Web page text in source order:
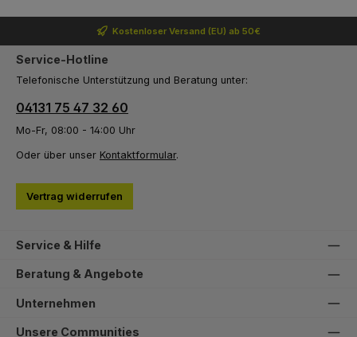
Kostenloser Versand (EU) ab 50€
Service-Hotline
Telefonische Unterstützung und Beratung unter:
04131 75 47 32 60
Mo-Fr, 08:00 - 14:00 Uhr
Oder über unser Kontaktformular.
Vertrag widerrufen
Service & Hilfe
Beratung & Angebote
Unternehmen
Unsere Communities